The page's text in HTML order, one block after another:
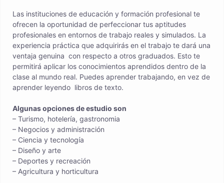
Las instituciones de educación y formación profesional te
ofrecen la oportunidad de perfeccionar tus aptitudes
profesionales en entornos de trabajo reales y simulados. La
experiencia práctica que adquirirás en el trabajo te dará una
ventaja genuina con respecto a otros graduados. Esto te
permitirá aplicar los conocimientos aprendidos dentro de la
clase al mundo real. Puedes aprender trabajando, en vez de
aprender leyendo libros de texto.
Algunas opciones de estudio son
– Turismo, hotelería, gastronomia
– Negocios y administración
– Ciencia y tecnología
– Diseño y arte
– Deportes y recreación
– Agricultura y horticultura